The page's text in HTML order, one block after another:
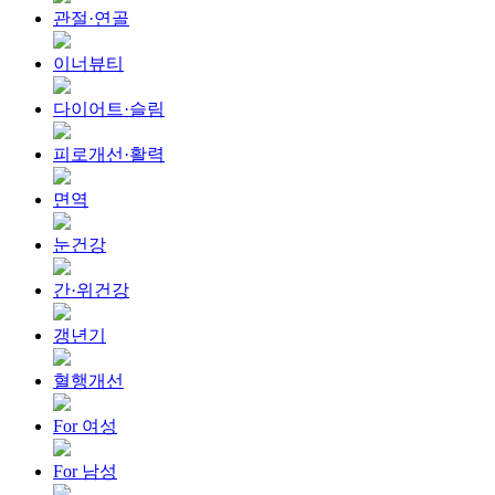
관절·연골
이너뷰티
다이어트·슬림
피로개선·활력
면역
눈건강
간·위건강
갱년기
혈행개선
For 여성
For 남성